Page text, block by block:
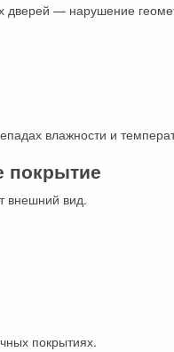
дверей — нарушение
влажности и
внешний вид.
покрытиях.